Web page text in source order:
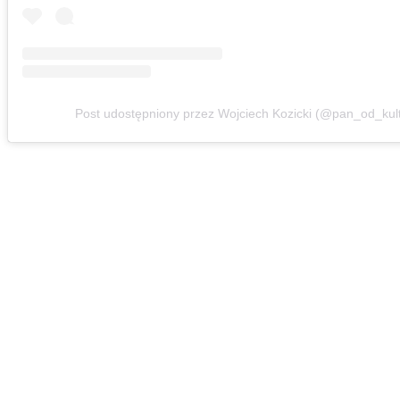
Post udostępniony przez Wojciech Kozicki